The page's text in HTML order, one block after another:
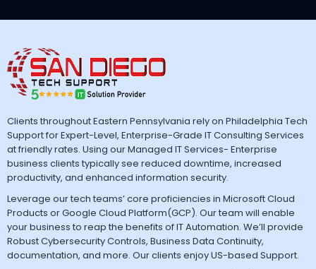
Clients throughout Eastern Pennsylvania rely on Philadelphia Tech
Support for Expert-Level, Enterprise-Grade IT Consulting Services
at friendly rates. Using our Managed IT Services- Enterprise
business clients typically see reduced downtime, increased
productivity, and enhanced information security.
Leverage our tech teams’ core proficiencies in Microsoft Cloud
Products or Google Cloud Platform(GCP). Our team will enable
your business to reap the benefits of IT Automation. We’ll provide
Robust Cybersecurity Controls, Business Data Continuity,
documentation, and more. Our clients enjoy US-based Support.